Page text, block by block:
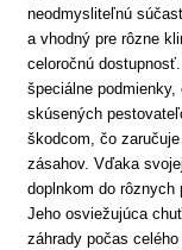
neodmysliteľnú
a vhodný pre rôzne
celoročnú
špeciálne
skúsených
škodcom, čo
zásahov. Vďaka
doplnkom do
Jeho osviežujúca
záhrady počas celého